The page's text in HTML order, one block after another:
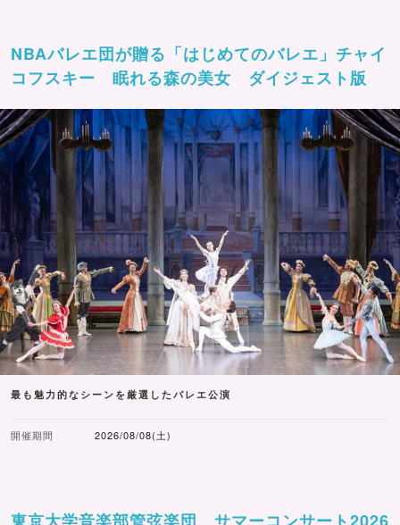
NBAバレエ団が贈る「はじめてのバレエ」チャイ
コフスキー 眠れる森の美女 ダイジェスト版
最も魅力的なシーンを厳選したバレエ公演
開催期間 2026/08/08(土)